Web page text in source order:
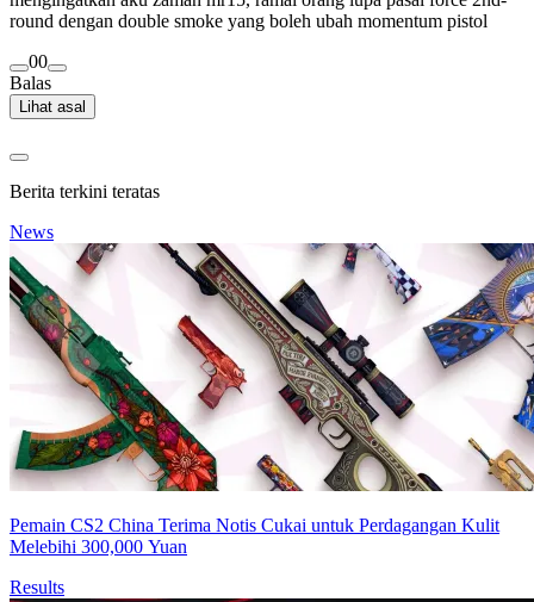
round dengan double smoke yang boleh ubah momentum pistol
00
Balas
Lihat asal
Berita terkini teratas
News
Pemain CS2 China Terima Notis Cukai untuk Perdagangan Kulit
Melebihi 300,000 Yuan
Results